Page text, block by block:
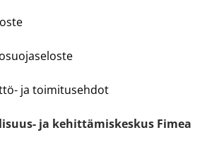
ja toimitusehdot
ja kehittämiskeskus Fimea